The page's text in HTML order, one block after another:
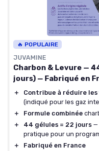
🔥 POPULAIRE
JUVAMINE
Charbon & Levure —
jours) — Fabriqué en
＋
Contribue à réduire
(indiqué pour les gaz
＋
Formule combinée
＋
44 gélules = 22 jours —
pratique pour un
＋
Fabriqué en France